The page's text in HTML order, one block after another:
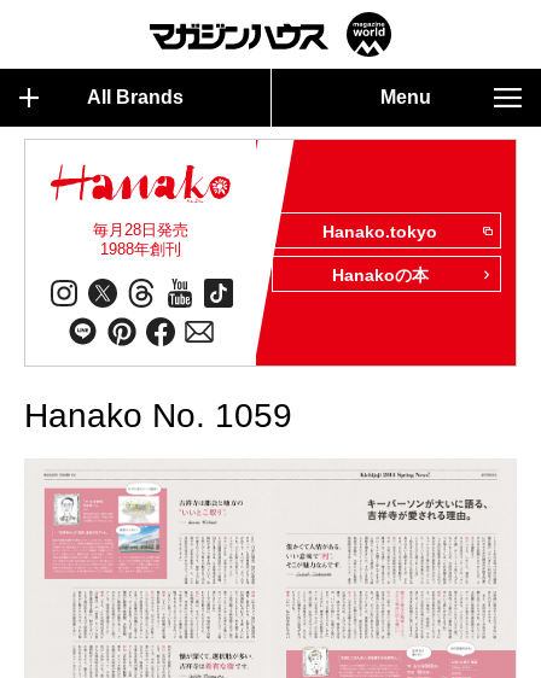
All Brands Menu
毎月28日発売
1988年創刊
Hanako.tokyo
Hanakoの本
Hanako No. 1059